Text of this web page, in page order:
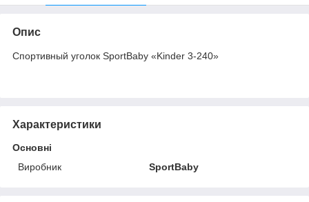
Опис
Спортивный уголок SportBaby «Kinder 3-240»
Характеристики
Основні
Виробник
SportBaby